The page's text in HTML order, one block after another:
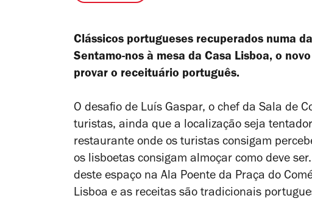
Clássicos portugueses recuperados numa
Sentamo-nos à mesa da Casa Lisboa, o
provar o receituário português.
O desafio de Luís Gaspar, o chef da Sala de
turistas, ainda que a localização seja
restaurante onde os turistas consigam
os lisboetas consigam almoçar como deve
deste espaço na Ala Poente da Praça do
Lisboa e as receitas são tradicionais